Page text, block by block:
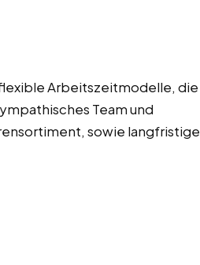
Arbeitszeitmodelle, die
Team und
sowie langfristige